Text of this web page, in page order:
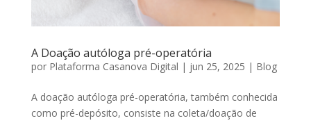
A Doação autóloga pré-operatória
por Plataforma Casanova Digital | jun 25, 2025 | Blog
A doação autóloga pré-operatória, também conhecida
como pré-depósito, consiste na coleta/doação de